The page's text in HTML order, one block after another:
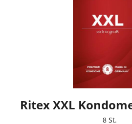
Ritex XXL
8 St.